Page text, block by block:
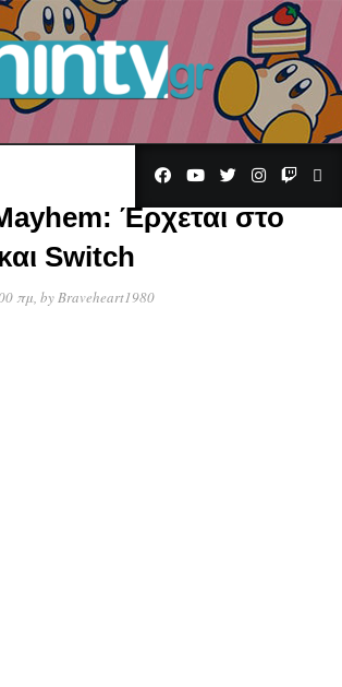
Έρχεται στο
Switch
πμ , by Braveheart1980